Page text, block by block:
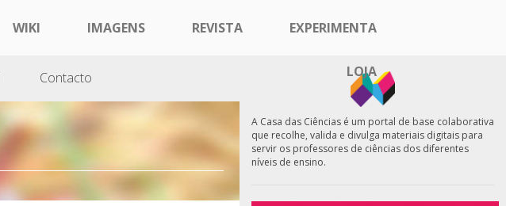
WIKI IMAGENS REVISTA EXPERIMENTA
LOJA
Contacto
A Casa das Ciências é um portal de base colaborativa
que recolhe, valida e divulga materiais digitais para
servir os professores de ciências dos diferentes
níveis de ensino.